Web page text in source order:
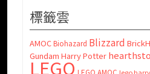
標籤雲
AMOC Biohazard Blizzard
Gundam Harry Potter
LEGO